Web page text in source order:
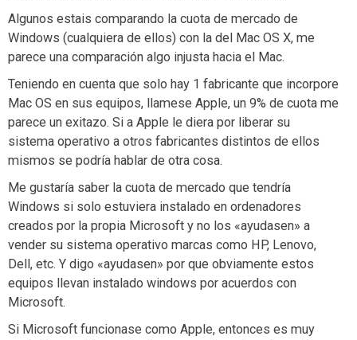
Algunos estais comparando la cuota de mercado de
Windows (cualquiera de ellos) con la del Mac OS X, me
parece una comparación algo injusta hacia el Mac.
Teniendo en cuenta que solo hay 1 fabricante que incorpore
Mac OS en sus equipos, llamese Apple, un 9% de cuota me
parece un exitazo. Si a Apple le diera por liberar su
sistema operativo a otros fabricantes distintos de ellos
mismos se podría hablar de otra cosa.
Me gustaría saber la cuota de mercado que tendría
Windows si solo estuviera instalado en ordenadores
creados por la propia Microsoft y no los «ayudasen» a
vender su sistema operativo marcas como HP, Lenovo,
Dell, etc. Y digo «ayudasen» por que obviamente estos
equipos llevan instalado windows por acuerdos con
Microsoft.
Si Microsoft funcionase como Apple, entonces es muy